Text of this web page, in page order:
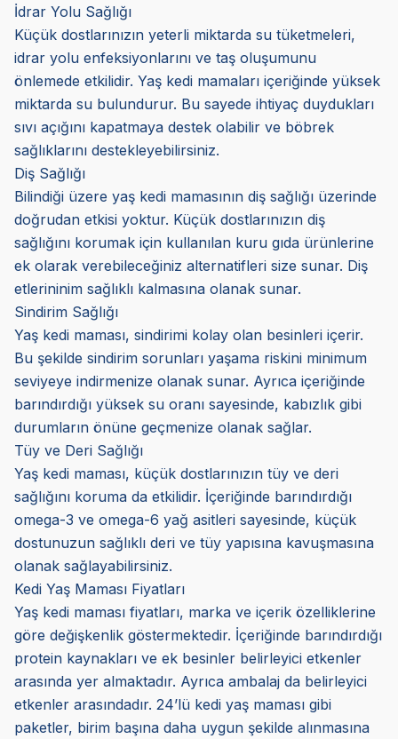
İdrar Yolu Sağlığı
Küçük dostlarınızın yeterli miktarda su tüketmeleri,
idrar yolu enfeksiyonlarını ve taş oluşumunu
önlemede etkilidir. Yaş kedi mamaları içeriğinde yüksek
miktarda su bulundurur. Bu sayede ihtiyaç duydukları
sıvı açığını kapatmaya destek olabilir ve böbrek
sağlıklarını destekleyebilirsiniz.
Diş Sağlığı
Bilindiği üzere yaş kedi mamasının diş sağlığı üzerinde
doğrudan etkisi yoktur. Küçük dostlarınızın diş
sağlığını korumak için kullanılan kuru gıda ürünlerine
ek olarak verebileceğiniz alternatifleri size sunar. Diş
etlerininim sağlıklı kalmasına olanak sunar.
Sindirim Sağlığı
Yaş kedi maması, sindirimi kolay olan besinleri içerir.
Bu şekilde sindirim sorunları yaşama riskini minimum
seviyeye indirmenize olanak sunar. Ayrıca içeriğinde
barındırdığı yüksek su oranı sayesinde, kabızlık gibi
durumların önüne geçmenize olanak sağlar.
Tüy ve Deri Sağlığı
Yaş kedi maması, küçük dostlarınızın tüy ve deri
sağlığını koruma da etkilidir. İçeriğinde barındırdığı
omega-3 ve omega-6 yağ asitleri sayesinde, küçük
dostunuzun sağlıklı deri ve tüy yapısına kavuşmasına
olanak sağlayabilirsiniz.
Kedi Yaş Maması Fiyatları
Yaş kedi maması fiyatları, marka ve içerik özelliklerine
göre değişkenlik göstermektedir. İçeriğinde barındırdığı
protein kaynakları ve ek besinler belirleyici etkenler
arasında yer almaktadır. Ayrıca ambalaj da belirleyici
etkenler arasındadır. 24’lü kedi yaş maması gibi
paketler, birim başına daha uygun şekilde alınmasına